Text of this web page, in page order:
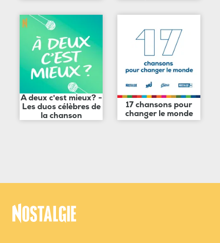
A deux c'est mieux? -
Les duos célèbres de
la chanson
17 chansons pour
changer le monde